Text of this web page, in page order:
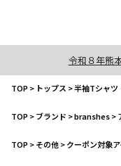
令和８年熊
TOP> トップス >半袖Tシャツ
TOP>ブランド >branshes>
TOP>その他>クーポン対象